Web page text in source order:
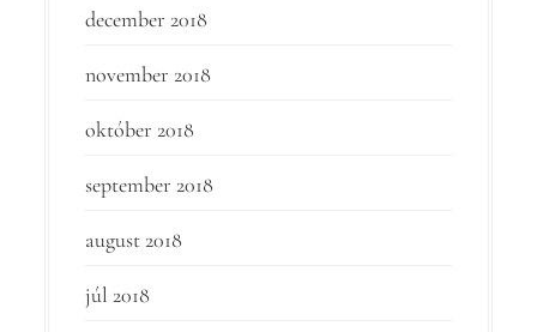
december 2018
november 2018
október 2018
september 2018
august 2018
júl 2018